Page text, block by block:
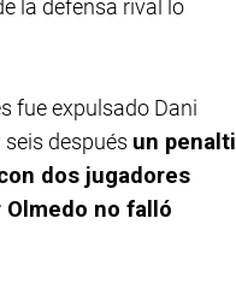
la defensa rival lo
fue expulsado Dani
después un penalti
dos jugadores
no falló